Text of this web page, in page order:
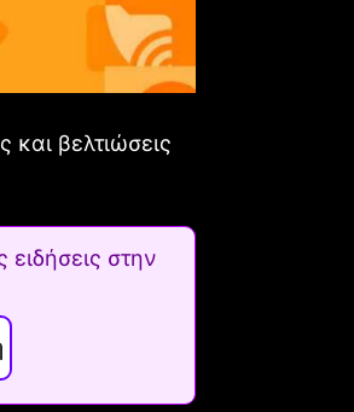
βελτιώσεις
στην